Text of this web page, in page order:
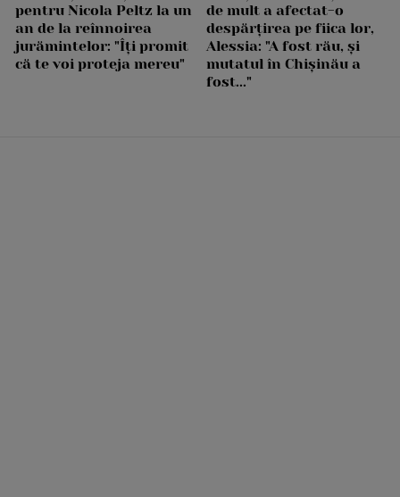
pentru Nicola Peltz la un
an de la reînnoirea
jurămintelor: "Îți promit
că te voi proteja mereu"
de mult a afectat-o
despărțirea pe fiica lor,
Alessia: "A fost rău, și
mutatul în Chișinău a
fost..."